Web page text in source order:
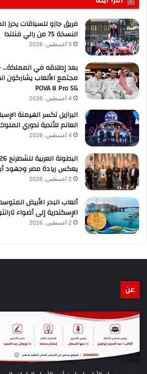
فريق جازو للسباقات يحرز
النسخة 75 من رالي فنلندا
5 أغسطس، 2026
بعد إطلاقه في المملكة…
POVA 8 Pro 5G
4 أغسطس، 2026
البرازيل تكسر الهيمنة
العالم للأندية لدوري
4 أغسطس، 2026
يعكس ريادة مصر وجهود
2 أغسطس، 2026
ألعاب البحر الأبيض
الإسكندرية إلى أضواء تارانتو
2 أغسطس، 2026
عن